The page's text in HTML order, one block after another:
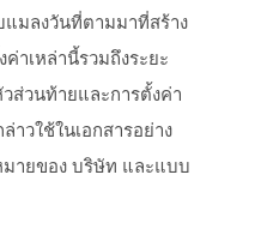
แมลงวันที่ตามมาที่สร้าง
าเหล่านี้รวมถึงระยะ
ส่วนท้ายและการตั้งค่า
าวใช้ในเอกสารอย่าง
มายของ บริษัท และแบบ